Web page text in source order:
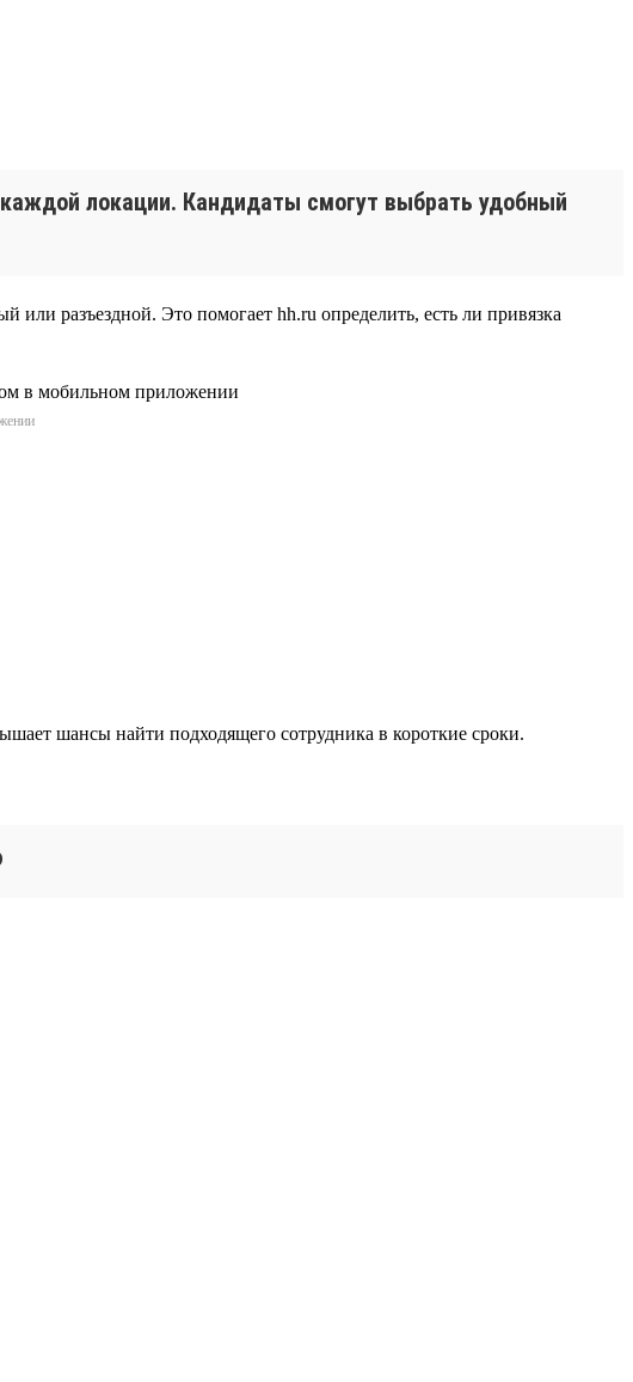
локации. Кандидаты смогут выбрать удобный
разъездной. Это помогает hh.ru определить, есть ли привязка
шансы найти подходящего сотрудника в короткие сроки.